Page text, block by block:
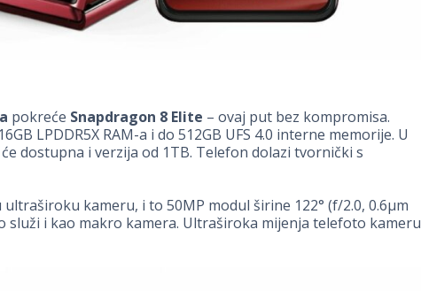
pokreće Snapdragon 8 Elite – ovaj put bez kompromisa.
LPDDR5X RAM-a i do 512GB UFS 4.0 interne memorije. U
dostupna i verzija od 1TB. Telefon dolazi tvornički s
kameru, i to 50MP modul širine 122° (f/2.0, 0.6µm
služi i kao makro kamera. Ultraširoka mijenja telefoto kameru